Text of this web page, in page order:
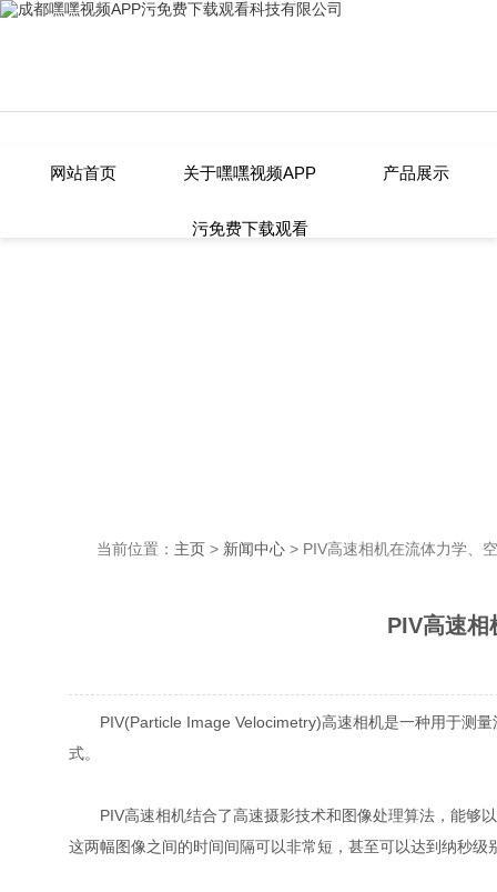
嘿嘿视频APP污免费下载观看,嘿嘿
网站首页 关于嘿嘿视频APP
污免费下载观看
产品展示
当前位置： 主页> 新闻中心> PIV高速相机在流体力学
PIV高速相
PIV(Particle Image Velocimetry)高速相机是一种用于测量流
式。
PIV高速相机结合了高速摄影技术和图像处理算法，能够以极
这两幅图像之间的时间间隔可以非常短，甚至可以达到纳秒级别